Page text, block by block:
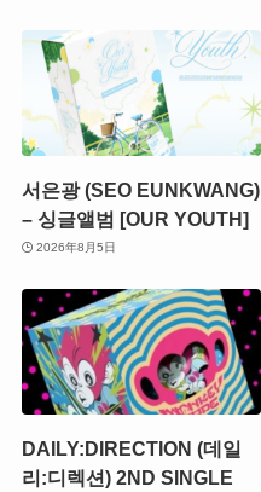
서은광 (SEO EUNKWANG)
– 싱글앨범 [OUR YOUTH]
2026年8月5日
DAILY:DIRECTION (데일
리:디렉션) 2ND SINGLE